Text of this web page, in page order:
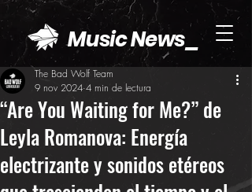
Music News_
“Are You Waiting for Me?” de
Leyla Romanova: Energía
electrizante y sonidos etéreos
The Bad Wolf Team
9 nov 2024 4 min de lectura